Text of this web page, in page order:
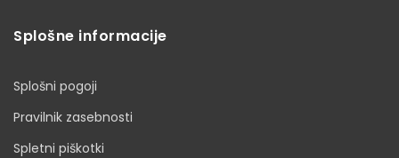
Splošne informacije
Splošni pogoji
Pravilnik zasebnosti
Spletni piškotki